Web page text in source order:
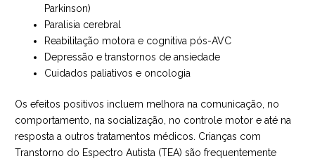
Parkinson)
Paralisia cerebral
Reabilitação motora e cognitiva pós-AVC
Depressão e transtornos de ansiedade
Cuidados paliativos e oncologia
Os efeitos positivos incluem melhora na comunicação, no
comportamento, na socialização, no controle motor e até na
resposta a outros tratamentos médicos. Crianças com
Transtorno do Espectro Autista (TEA) são frequentemente